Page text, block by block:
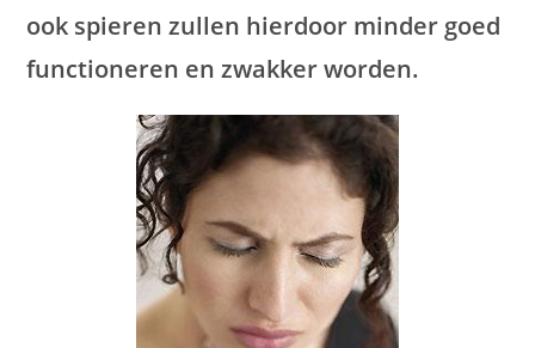
ook spieren zullen hierdoor minder goed
functioneren en zwakker worden.